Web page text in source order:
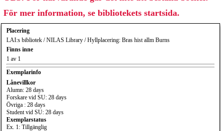
För mer information, se bibliotekets startsida.
Placering
LAI:s bibliotek / NILAS Library / Hyllplacering: Bras hist allm Burns
Finns inne
1 av 1
Exemplarinfo
Lånevillkor
Alumn: 28 days
Forskare vid SU: 28 days
Övriga : 28 days
Student vid SU: 28 days
Exemplarstatus
Ex. 1: Tillgänglig